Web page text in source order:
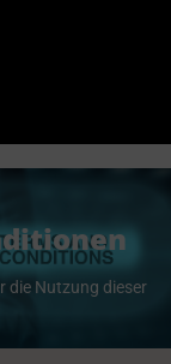
die Nutzung dieser